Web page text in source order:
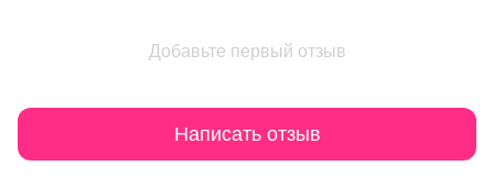
Добавьте первый отзыв
Написать отзыв